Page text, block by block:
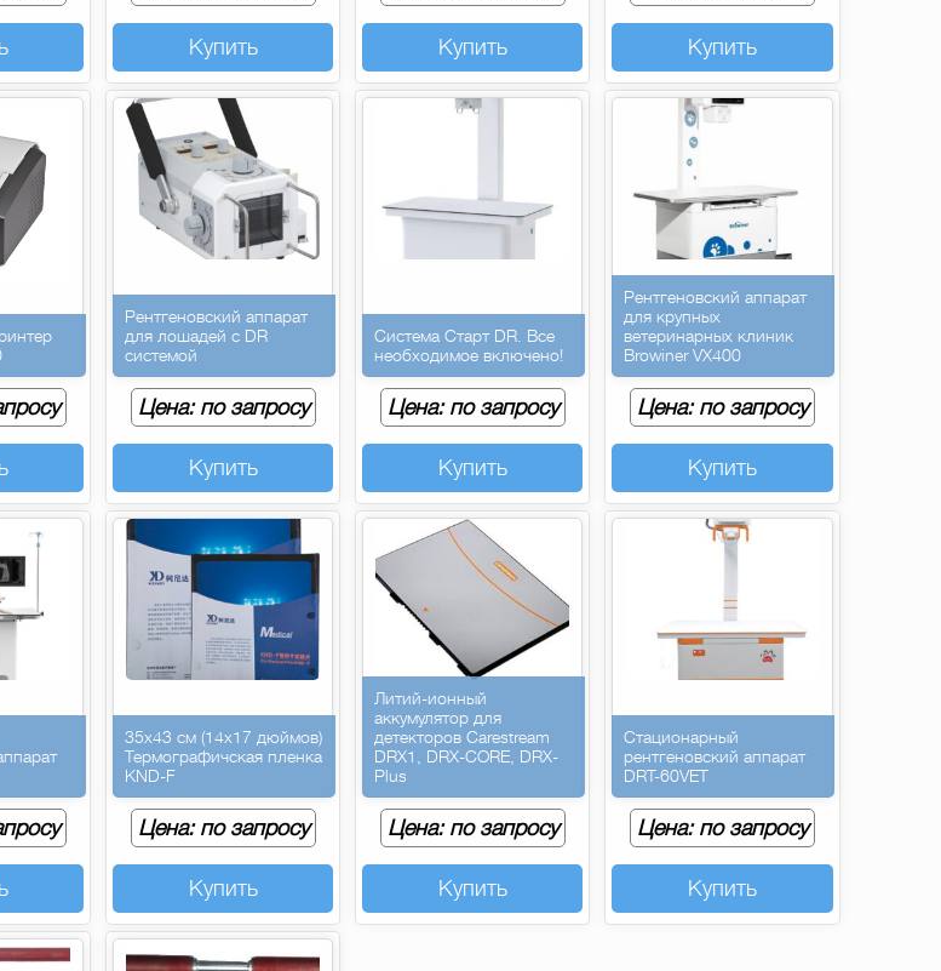
Купить Купить Купить
Рентгеновский аппарат
для лошадей с DR
системой
Цена: по запросу
Купить
Система Старт DR. Все
необходимое включено!
Цена: по запросу
Купить
Рентгеновский аппарат
для крупных
ветеринарных клиник
Browiner VX400
Цена: по запросу
Купить
35х43 см (14х17 дюймов)
Термографичская пленка
KND-F
Цена: по запросу
Купить
Литий-ионный
аккумулятор для
детекторов Carestream
DRX1, DRX-CORE, DRX-
Plus
Цена: по запросу
Купить
Стационарный
рентгеновский аппарат
DRT-60VET
Цена: по запросу
Купить